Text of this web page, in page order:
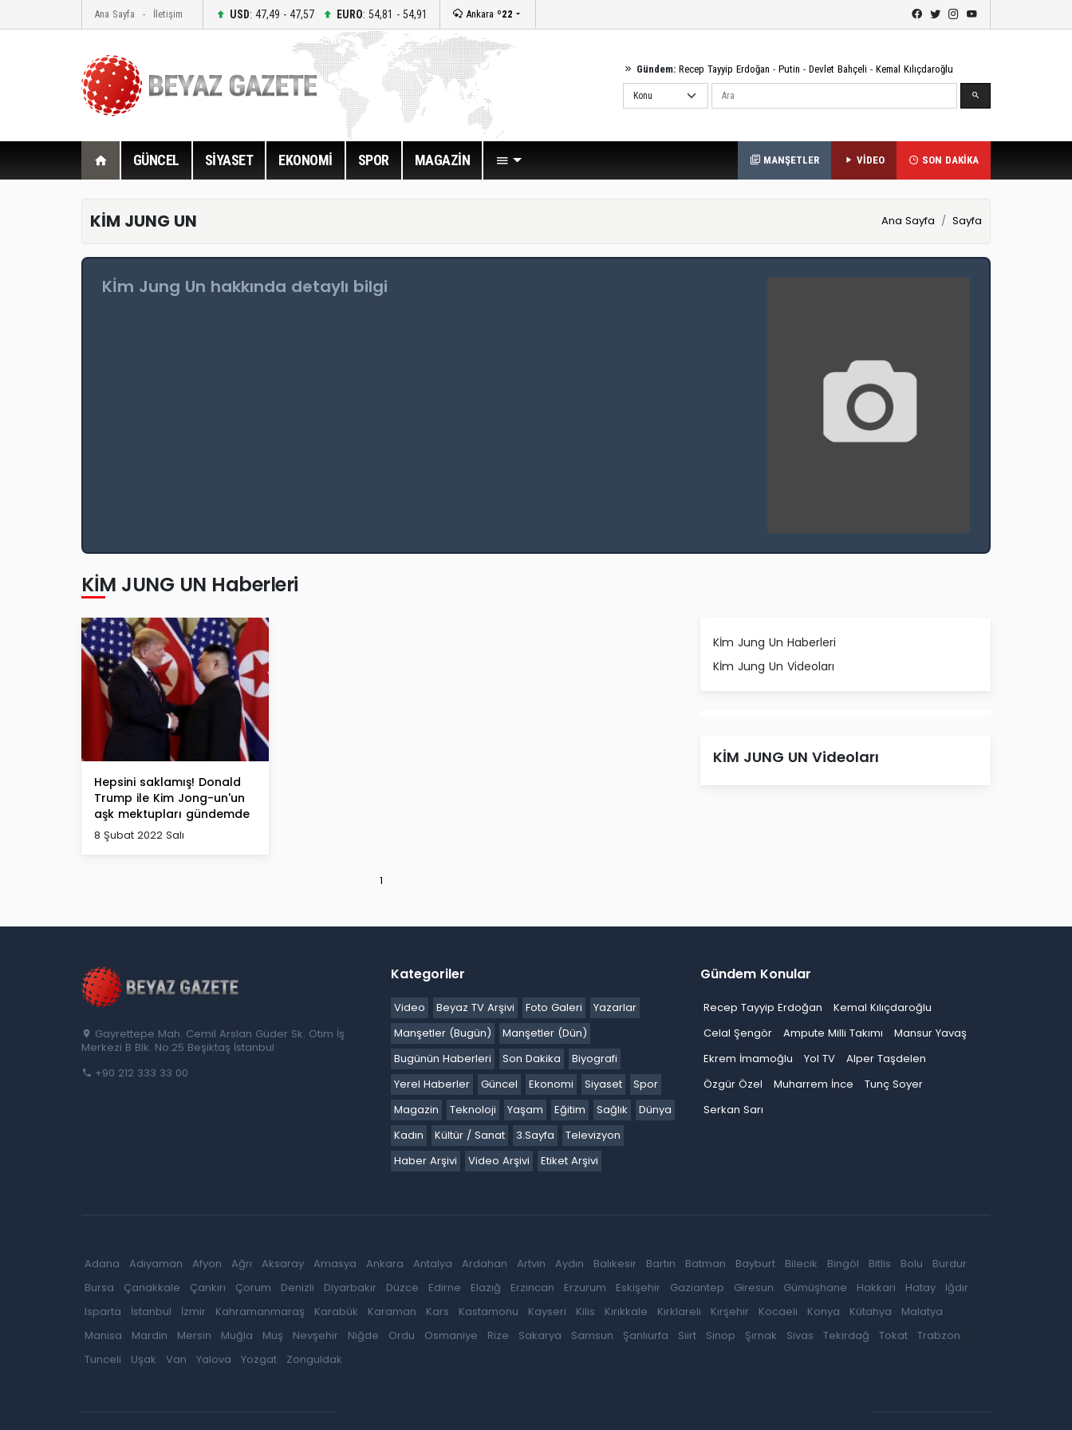
Ana Sayfa İletişim USD: 47,49 - 47,57 EURO: 54,81 - 54,91 Ankara º22
Gündem: Recep Tayyip Erdoğan - Putin - Devlet Bahçeli - Kemal Kılıçdaroğlu
Ara
GÜNCEL SİYASET EKONOMİ SPOR MAGAZİN MANŞETLER VİDEO SON DAKİKA
KİM JUNG UN Ana Sayfa Sayfa
Kİm Jung Un hakkında detaylı bilgi
KİM JUNG UN Haberleri
Hepsini saklamış! Donald
Trump ile Kim Jong-un'un
aşk mektupları gündemde
8 Şubat 2022 Salı
1
Kİm Jung Un Haberleri
Kİm Jung Un Videoları
KİM JUNG UN Videoları
Gayrettepe Mah. Cemil Arslan Güder Sk. Otim İş
Merkezi B Blk. No:25 Beşiktaş İstanbul
+90 212 333 33 00
Kategoriler
Video Beyaz TV Arşivi Foto Galeri
Yazarlar
Manşetler (Bugün)
Manşetler (Dün)
Bugünün Haberleri
Son Dakika
Biyografi
Yerel Haberler
Güncel Ekonomi Siyaset
Spor
Magazin
Teknoloji Yaşam Eğitim Sağlık
Dünya
Kadın
Kültür / Sanat 3.Sayfa
Televizyon
Haber Arşivi
Video Arşivi Etiket Arşivi
Gündem Konular
Recep Tayyip Erdoğan
Kemal Kılıçdaroğlu
Celal Şengör
Ampute Milli Takımı
Mansur Yavaş
Ekrem İmamoğlu
Yol TV
Alper Taşdelen
Özgür Özel
Muharrem İnce
Tunç Soyer
Serkan Sarı
Adana Adıyaman Afyon Ağrı Aksaray Amasya Ankara Antalya Ardahan Artvin Aydın Balıkesir Bartın Batman Bayburt Bilecik Bingöl Bitlis Bolu
Burdur
Bursa
Çanakkale Çankırı Çorum Denizli Diyarbakır Düzce Edirne Elazığ Erzincan Erzurum Eskişehir Gaziantep Giresun Gümüşhane Hakkari Hatay
Iğdır
Isparta
İstanbul İzmir Kahramanmaraş Karabük Karaman Kars Kastamonu Kayseri Kilis Kırıkkale Kırklareli Kırşehir Kocaeli Konya Kütahya
Malatya
Manisa
Mardin Mersin Muğla Muş Nevşehir Niğde Ordu Osmaniye Rize Sakarya Samsun Şanlıurfa Siirt Sinop Şırnak Sivas Tekirdağ Tokat
Trabzon
Tunceli
Uşak Van Yalova Yozgat Zonguldak